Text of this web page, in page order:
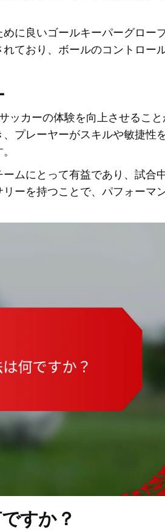
に良いゴールキーパーグロー
ており、ボールのコントロー
ッカーの体験を向上させるこ
プレーヤーがスキルや敏捷性
ムにとって有益であり、試合
ーを持つことで、パフォーマ
すか？